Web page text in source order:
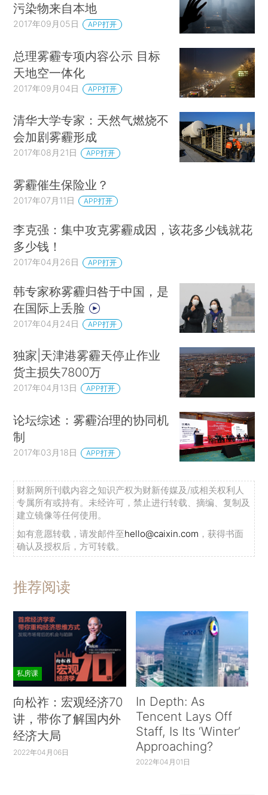
污染物来自本地
2017年09月05日 APP打开
总理雾霾专项内容公示 目标
天地空一体化
2017年09月04日 APP打开
清华大学专家：天然气燃烧不
会加剧雾霾形成
2017年08月21日 APP打开
雾霾催生保险业？
2017年07月11日 APP打开
李克强：集中攻克雾霾成因，该花多少钱就花
多少钱！
2017年04月26日 APP打开
韩专家称雾霾归咎于中国，是
在国际上丢脸
2017年04月24日 APP打开
独家|天津港雾霾天停止作业
货主损失7800万
2017年04月13日 APP打开
论坛综述：雾霾治理的协同机
制
2017年03月18日 APP打开
财新网所刊载内容之知识产权为财新传媒及/或相关权利人
专属所有或持有。未经许可，禁止进行转载、摘编、复制及
建立镜像等任何使用。
如有意愿转载，请发邮件至hello@caixin.com ，获得书面
确认及授权后，方可转载。
推荐阅读
私房课
向松祚：宏观经济70
讲，带你了解国内外
经济大局
2022年04月06日
In Depth: As
Tencent Lays Off
Staff, Is Its ‘Winter’
Approaching?
2022年04月01日